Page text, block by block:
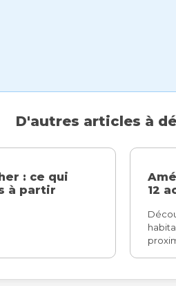
D'autres articles à
: ce qui
à partir
12